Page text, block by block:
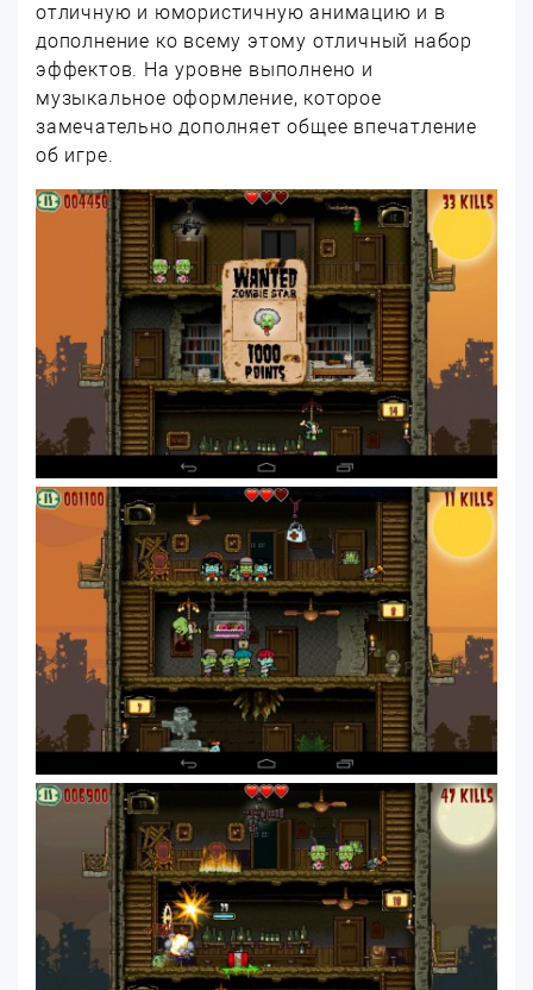
отличную и юмористичную анимацию и в
дополнение ко всему этому отличный набор
эффектов. На уровне выполнено и
музыкальное оформление, которое
замечательно дополняет общее впечатление
об игре.